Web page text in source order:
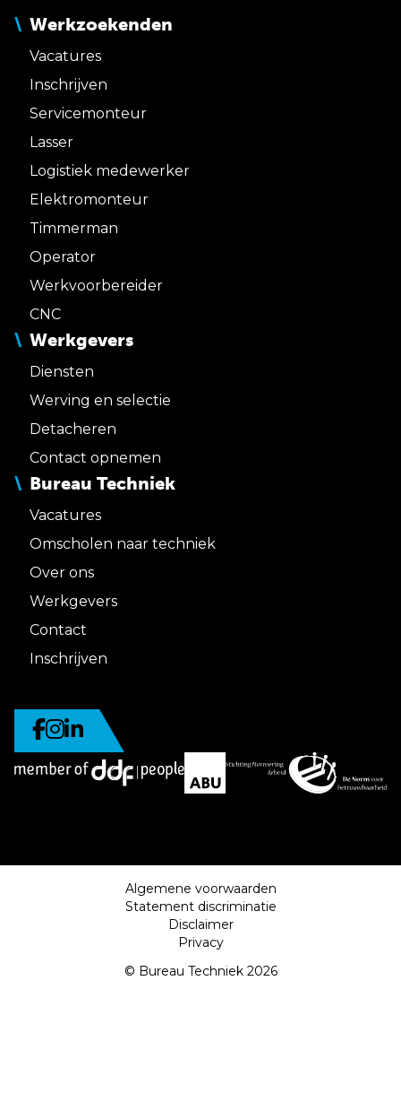
Werkzoekenden
Vacatures
Inschrijven
Servicemonteur
Lasser
Logistiek medewerker
Elektromonteur
Timmerman
Operator
Werkvoorbereider
CNC
Werkgevers
Diensten
Werving en selectie
Detacheren
Contact opnemen
Bureau Techniek
Vacatures
Omscholen naar techniek
Over ons
Werkgevers
Contact
Inschrijven
Algemene voorwaarden
Statement discriminatie
Disclaimer
Privacy
© Bureau Techniek 2026